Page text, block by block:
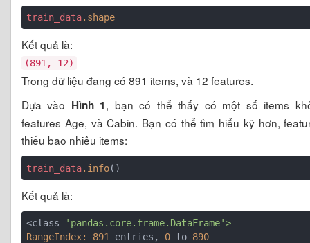
train_data.shape
Kết quả là:
(891, 12)
Trong dữ liệu đang có 891 items, và 12 features.
Dựa vào Hình 1, bạn có thể thấy có một số items
features Age, và Cabin. Bạn có thể tìm hiểu kỹ hơn,
thiếu bao nhiêu items:
train_data.info
Kết quả là:
<class 'pandas.core.frame.DataFrame'
RangeIndex:
891 entries, 0 to 890